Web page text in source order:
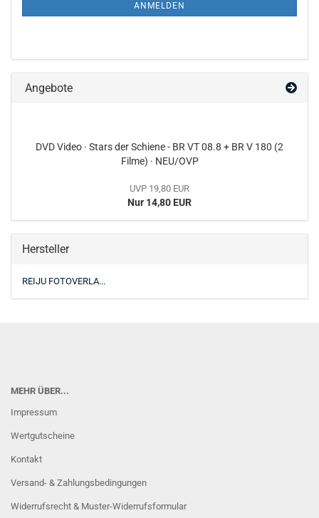
ANMELDEN
Angebote
DVD Video · Stars der Schiene - BR VT 08.8 + BR V 180 (2
Filme) · NEU/OVP
UVP 19,80 EUR
Nur 14,80 EUR
Hersteller
REIJU FOTOVERLA...
MEHR ÜBER...
Impressum
Wertgutscheine
Kontakt
Versand- & Zahlungsbedingungen
Widerrufsrecht & Muster-Widerrufsformular